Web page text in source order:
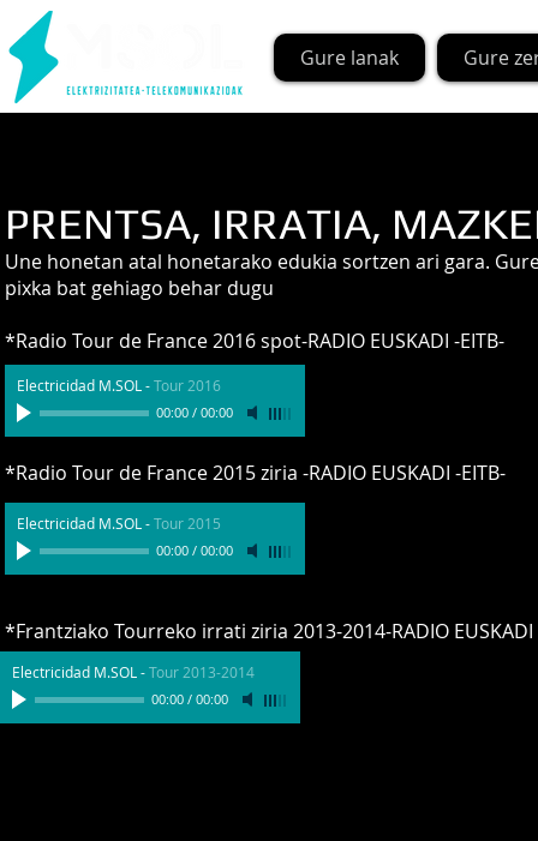
Gure lanak Gure
PRENTSA, IRRATIA,
Une honetan atal honetarako edukia sortzen ari gara.
pixka bat gehiago behar dugu
*Radio Tour de France 2016 spot-RADIO EUSKADI -EITB-
*Radio Tour de France 2015 ziria -RADIO EUSKADI -EITB-
*Frantziako Tourreko irrati ziria 2013-2014-RADIO EUSKADI
Electricidad M.SOL -Tour 2015
00:00 / 00:00
Electricidad M.SOL -Tour 2016
00:00 / 00:00
Electricidad M.SOL -Tour 2013-2014
00:00 / 00:00